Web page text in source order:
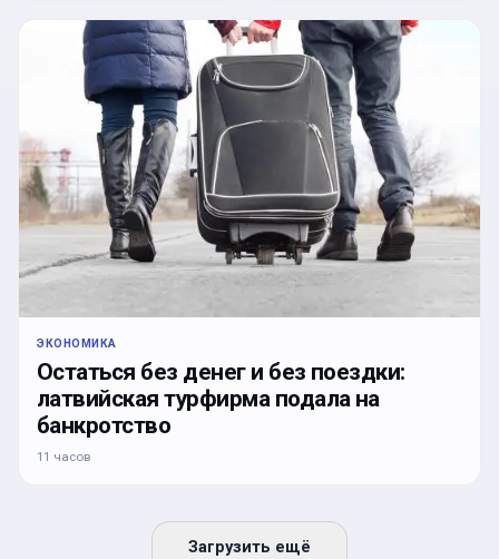
ЭКОНОМИКА
Остаться без денег и без поездки:
латвийская турфирма подала на
банкротство
11 часов
Загрузить ещё